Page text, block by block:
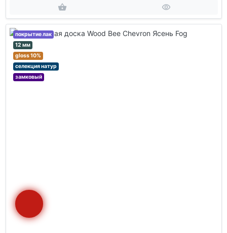
покрытие лак
12 мм
gloss 10%
селекция натур
замковый